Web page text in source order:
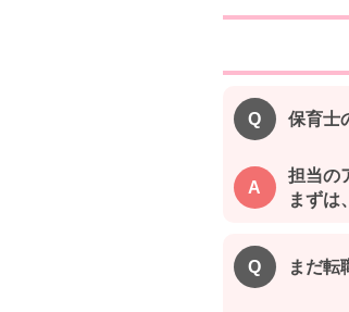
保育士
担当の
まずは
まだ転